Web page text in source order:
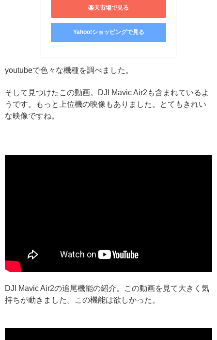
楽天市場で見る
Yahoo!ショッピングで見る
youtubeで色々な機種を調べました。
そして見つけたこの動画。DJI Mavic Air2も含まれているよ
うです。もっと上位機の映像もありました。とてもきれい
な映像ですね。
DJI Mavic Air2の追尾機能の紹介。この動画を見て大きく気
持ちが動きました。この機能は欲しかった。